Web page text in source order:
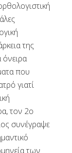
της
που
γιατί
τον 2ο
συνέγραψε
των